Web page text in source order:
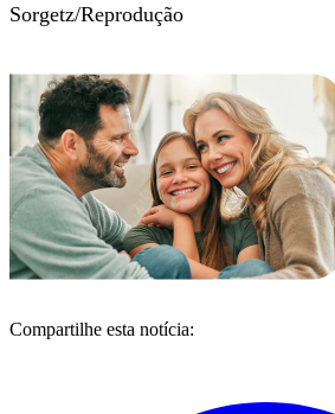
Sorgetz/Reprodução
Compartilhe esta notícia: